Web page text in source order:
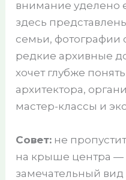
внимание уделено
здесь
семьи, фотографии
редкие архивные
хочет глубже
архитектора,
мастер-классы и
Совет: не
на крыше центра —
замечательный вид